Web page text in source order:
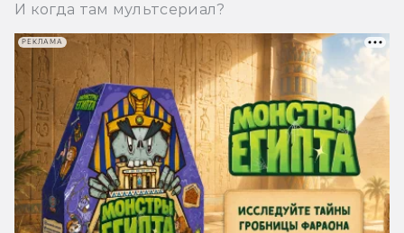
И когда там мультсериал?
РЕКЛАМА